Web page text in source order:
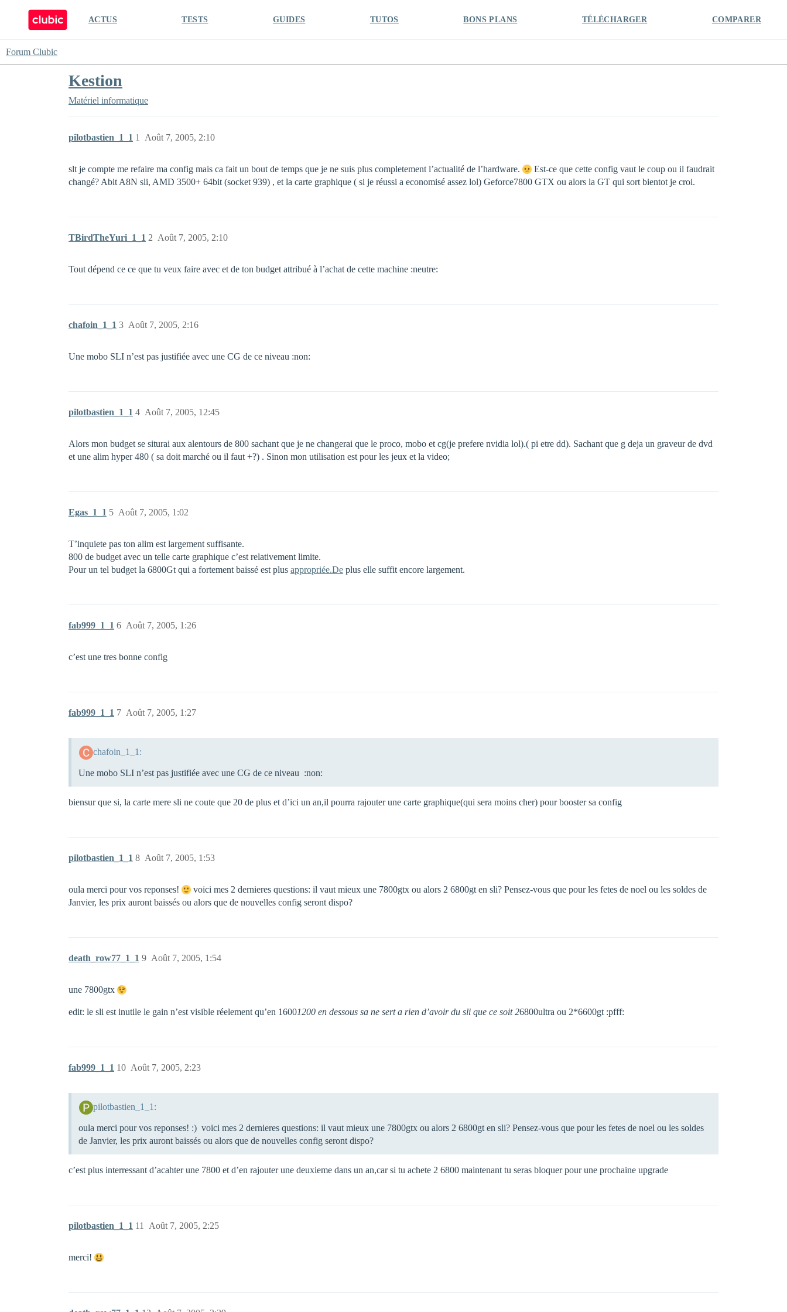
ACTUS TESTS GUIDES TUTOS BONS PLANS TÉLÉCHARGER COMPARER
Forum Clubic
Kestion
Matériel informatique
pilotbastien_1_1 Août 7, 2005, 2:10
1
slt je compte me refaire ma config mais ca fait un bout de temps que je ne suis plus completement l’actualité de l’hardware.
Est-ce que cette config vaut le coup ou il faudrait
changé? Abit A8N sli, AMD 3500+ 64bit (socket 939) , et la carte graphique ( si je réussi a economisé assez lol) Geforce7800 GTX ou alors la GT qui sort bientot je croi.
TBirdTheYuri_1_1 Août 7, 2005, 2:10
2
Tout dépend ce ce que tu veux faire avec et de ton budget attribué à l’achat de cette machine :neutre:
chafoin_1_1 Août 7, 2005, 2:16
3
Une mobo SLI n’est pas justifiée avec une CG de ce niveau :non:
pilotbastien_1_1 Août 7, 2005, 12:45
4
Alors mon budget se siturai aux alentours de 800 sachant que je ne changerai que le proco, mobo et cg(je prefere nvidia lol).( pi etre dd). Sachant que g deja un graveur de dvd
et une alim hyper 480 ( sa doit marché ou il faut +?) . Sinon mon utilisation est pour les jeux et la video;
Egas_1_1 Août 7, 2005, 1:02
5
T’inquiete pas ton alim est largement suffisante.
800 de budget avec un telle carte graphique c’est relativement limite.
Pour un tel budget la 6800Gt qui a fortement baissé est plus appropriée.De plus elle suffit encore largement.
fab999_1_1 Août 7, 2005, 1:26
6
c’est une tres bonne config
fab999_1_1 Août 7, 2005, 1:27
7
chafoin_1_1:
Une mobo SLI n’est pas justifiée avec une CG de ce niveau :non:
biensur que si, la carte mere sli ne coute que 20 de plus et d’ici un an,il pourra rajouter une carte graphique(qui sera moins cher) pour booster sa config
pilotbastien_1_1 Août 7, 2005, 1:53
8
oula merci pour vos reponses!
voici mes 2 dernieres questions: il vaut mieux une 7800gtx ou alors 2 6800gt en sli? Pensez-vous que pour les fetes de noel ou les soldes de
Janvier, les prix auront baissés ou alors que de nouvelles config seront dispo?
death_row77_1_1 Août 7, 2005, 1:54
9
une 7800gtx
edit: le sli est inutile le gain n’est visible réelement qu’en 16001200 en dessous sa ne sert a rien d’avoir du sli que ce soit 26800ultra ou 2*6600gt :pfff:
fab999_1_1 Août 7, 2005, 2:23
10
pilotbastien_1_1:
oula merci pour vos reponses! :) voici mes 2 dernieres questions: il vaut mieux une 7800gtx ou alors 2 6800gt en sli? Pensez-vous que pour les fetes de noel ou les soldes
de Janvier, les prix auront baissés ou alors que de nouvelles config seront dispo?
c’est plus interressant d’acahter une 7800 et d’en rajouter une deuxieme dans un an,car si tu achete 2 6800 maintenant tu seras bloquer pour une prochaine upgrade
pilotbastien_1_1 Août 7, 2005, 2:25
11
merci!